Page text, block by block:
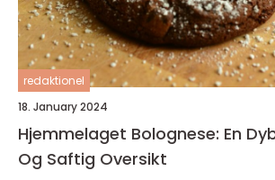
redaktionel
18. January 2024
Hjemmelaget Bolognese: En
Og Saftig Oversikt